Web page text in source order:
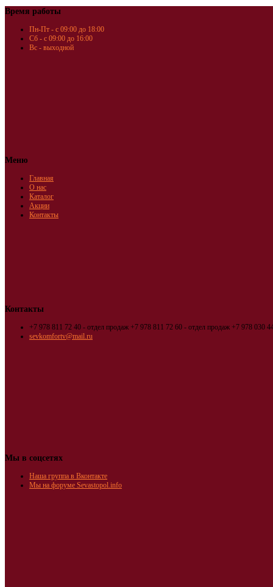
Время работы
Пн-Пт - с 09:00 до 18:00
Сб - с 09:00 до 16:00
Вс - выходной
Меню
Главная
О нас
Каталог
Акции
Контакты
Контакты
+7 978 811 72 40 - отдел продаж +7 978 811 72 60 - отдел продаж +7 978 030
sevkomfortv@mail.ru
Мы в соцсетях
Наша группа в Вконтакте
Мы на форуме Sevastopol.info